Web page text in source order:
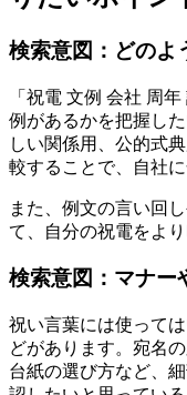
検索意図：どのよ
「祝電 文例 会社 周
例があるかを把握し
しい関係用、公的式
較することで、自社
また、例文の言い回
て、自分の祝電をよ
検索意図：マナー
祝い言葉には使って
どがあります。宛名
台紙の選び方など、